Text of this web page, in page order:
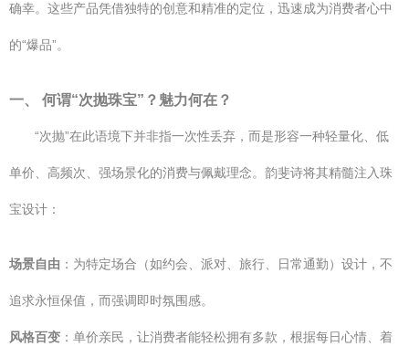
确幸。这些产品凭借独特的创意和精准的定位，迅速成为消费者心中
的“爆品”。
一、 何谓“次抛珠宝”？魅力何在？
“次抛”在此语境下并非指一次性丢弃，而是形容一种轻量化、低
单价、高频次、强场景化的消费与佩戴理念。韵斐诗将其精髓注入珠
宝设计：
场景自由 ：为特定场合（如约会、派对、旅行、日常通勤）设计，不
追求永恒保值，而强调即时氛围感。
风格百变 ：单价亲民，让消费者能轻松拥有多款，根据每日心情、着